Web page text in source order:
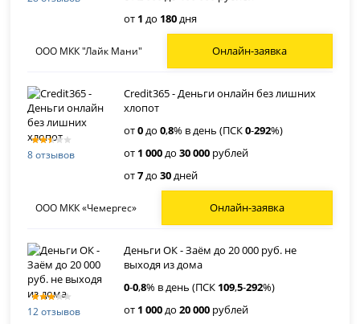
от 1 до 180дня
ООО МКК "Лайк Мани" Онлайн-заявка
8 отзывов
Credit365 - Деньги онлайн без лишних
хлопот
от0до0,8% в день (ПСК0-292%)
от 1 000до30 000 рублей
от7до30дней
ООО МКК «Чемергес» Онлайн-заявка
12 отзывов
Деньги ОК - Заём до 20 000 руб. не
выходя из дома
0-0,8% в день (ПСК 109,5-292%)
от 1 000до20 000 рублей